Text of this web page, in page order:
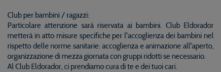
Club per bambini / ragazzi:
Particolare attenzione sarà riservata ai bambini. Club Eldorador
metterà in atto misure specifiche per l'accoglienza dei bambini nel
rispetto delle norme sanitarie: accoglienza e animazione all'aperto,
organizzazione di mezza giornata con gruppi ridotti se necessario.
Al Club Eldorador, ci prendiamo cura di te e dei tuoi cari.